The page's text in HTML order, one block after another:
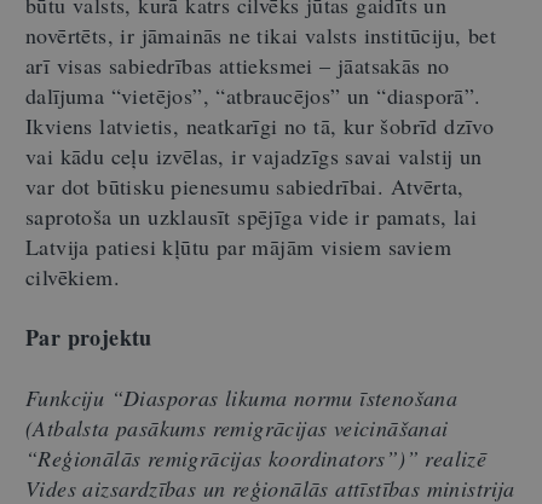
novērtēts, ir jāmainās ne tikai valsts institūciju, bet
arī visas sabiedrības attieksmei – jāatsakās no
dalījuma “vietējos”, “atbraucējos” un “diasporā”.
Ikviens latvietis, neatkarīgi no tā, kur šobrīd dzīvo
vai kādu ceļu izvēlas, ir vajadzīgs savai valstij un
var dot būtisku pienesumu sabiedrībai. Atvērta,
saprotoša un uzklausīt spējīga vide ir pamats, lai
Latvija patiesi kļūtu par mājām visiem saviem
cilvēkiem.
Par projektu
Funkciju “Diasporas likuma normu īstenošana
(Atbalsta pasākums remigrācijas veicināšanai
“Reģionālās remigrācijas koordinators”)” realizē
Vides aizsardzības un reģionālās attīstības ministrija